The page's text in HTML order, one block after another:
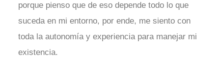
porque pienso que de eso depende todo lo que
suceda en mi entorno, por ende, me siento con
toda la autonomía y experiencia para manejar mi
existencia.